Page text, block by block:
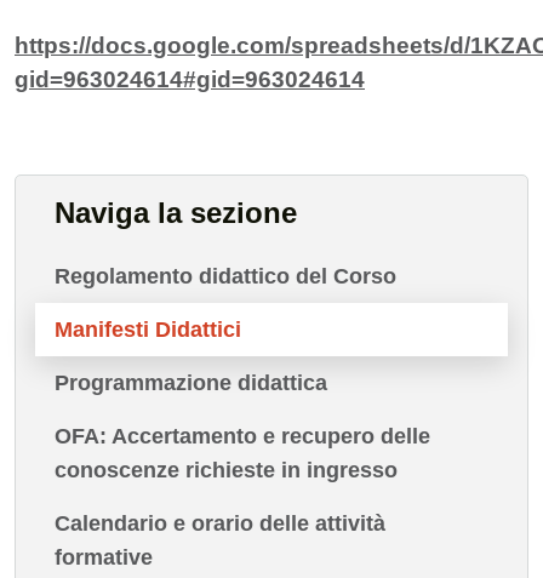
https://docs.google.com/spreadsheets/d/
gid=963024614#gid=963024614
Naviga la sezione
Regolamento didattico del Corso
Manifesti Didattici
Programmazione didattica
OFA: Accertamento e recupero delle
conoscenze richieste in ingresso
Calendario e orario delle attività
formative